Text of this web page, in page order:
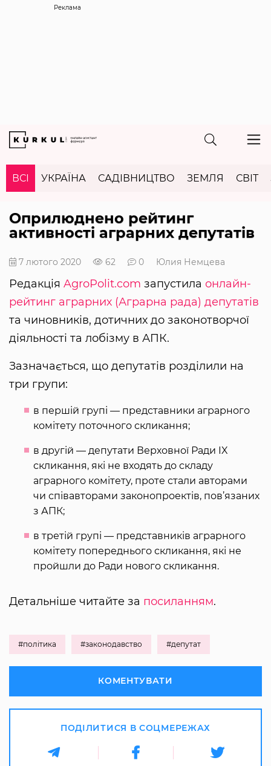
Реклама
ВСІ УКРАЇНА САДІВНИЦТВО ЗЕМЛЯ СВІТ
Оприлюднено рейтинг
активності аграрних депутатів
7 лютого 2020 62 0 Юлия Немцева
Редакція AgroPolit.com запустила онлайн-
рейтинг аграрних (Аграрна рада) депутатів
та чиновників, дотичних до законотворчої
діяльності та лобізму в АПК.
Зазначається, що депутатів розділили на
три групи:
в першій групі — представники аграрного
комітету поточного скликання;
в другій — депутати Верховної Ради IX
скликання, які не входять до складу
аграрного комітету, проте стали авторами
чи співавторами законопроектів, пов’язаних
з АПК;
в третій групі — представників аграрного
комітету попереднього скликання, які не
пройшли до Ради нового скликання.
Детальніше читайте за посиланням.
#політика #законодавство #депутат
КОМЕНТУВАТИ
ПОДІЛИТИСЯ В СОЦМЕРЕЖАХ